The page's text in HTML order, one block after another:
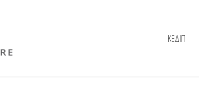
ΚΕΔΙΠ